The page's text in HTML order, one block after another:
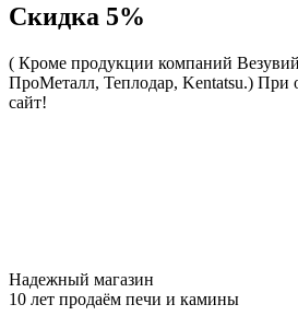
Скидка 5%
( Кроме продукции компаний
ПроМеталл, Теплодар, Kentatsu.) При
сайт!
Надежный магазин
10 лет продаём печи и камины